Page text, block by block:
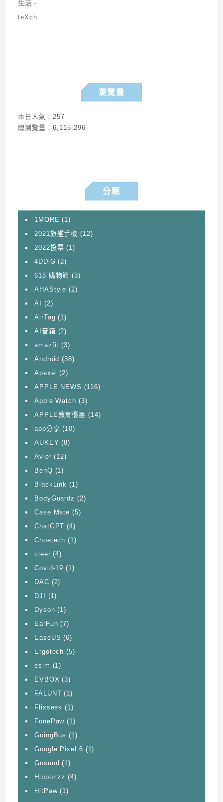
瀏覽量
本日人氣：257
總瀏覽量：6,115,296
分類
1MORE (1)
2021旗艦手機 (12)
2022投票 (1)
4DDiG (2)
618 購物節 (3)
AHAStyle (2)
AI
(2)
AirTag (1)
AI音箱 (2)
amazfit (3)
Android (38)
Apexel (2)
APPLE NEWS (116)
Apple Watch (3)
APPLE教育優惠 (14)
app分享 (10)
AUKEY (8)
Avier (12)
BenQ (1)
BlackLink (1)
BodyGuardz (2)
Case Mate (5)
ChatGPT (4)
Choetech (1)
cleer (4)
Covid-19 (1)
DAC (2)
DJI
(1)
Dyson (1)
EarFun (7)
EaseUS (6)
Ergotech (5)
esim (1)
EVBOX (3)
FALUNT (1)
Flixseek (1)
FonePaw (1)
GoingBus (1)
Google Pixel 6 (1)
Gosund (1)
Hipporizz (4)
HitPaw(1)